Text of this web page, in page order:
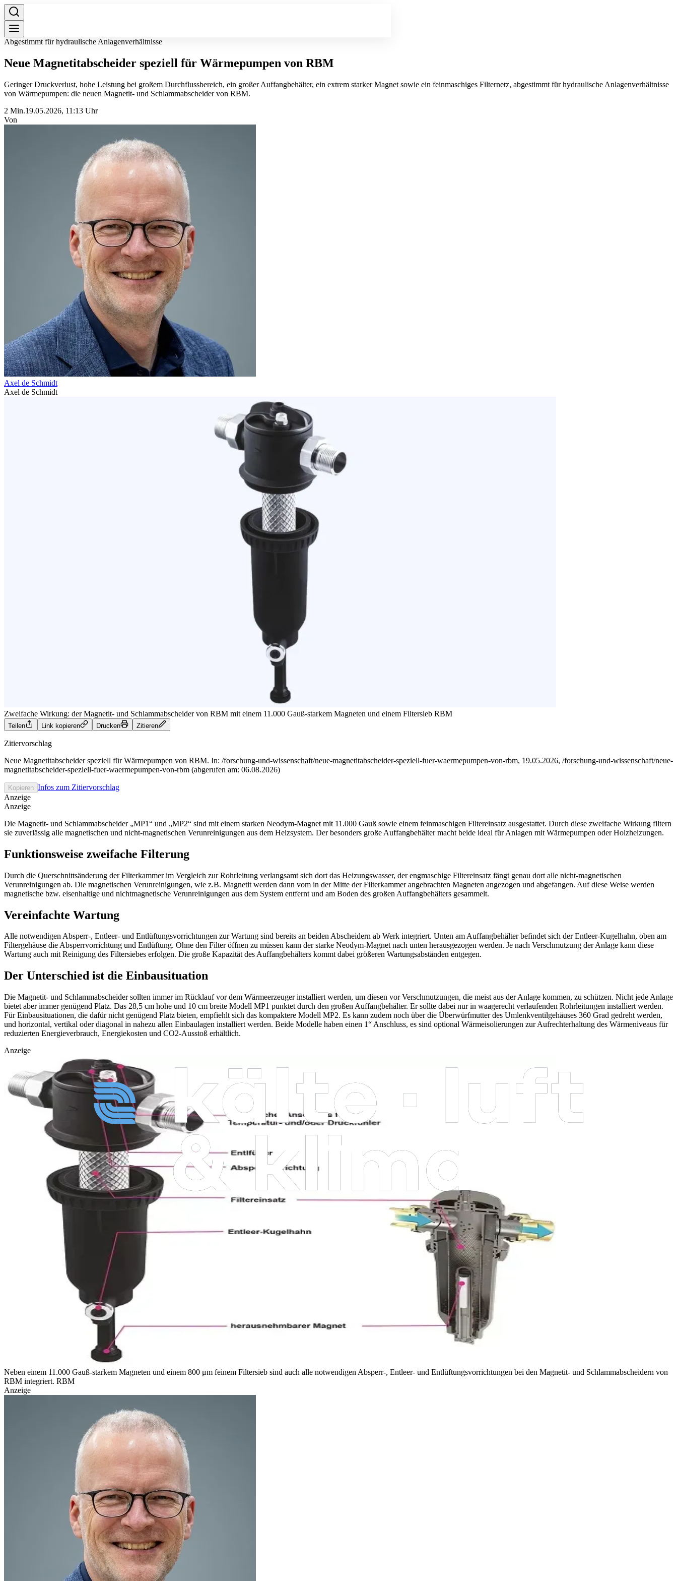
Abgestimmt für hydraulische Anlagenverhältnisse
Neue Magnetitabscheider speziell für Wärmepumpen von RBM
Geringer Druckverlust, hohe Leistung bei großem Durchflussbereich, ein großer Auffangbehälter, ein extrem starker Magnet sowie ein feinmaschiges Filternetz, abgestimmt für hydraulische Anlagenverhältnisse
von Wärmepumpen: die neuen Magnetit- und Schlammabscheider von RBM.
2 Min.19.05.2026, 11:13 Uhr
Von
Axel de Schmidt
Axel de Schmidt
Zweifache Wirkung: der Magnetit- und Schlammabscheider von RBM mit einem 11.000 Gauß-starkem Magneten und einem Filtersieb RBM
Teilen Link kopieren Drucken Zitieren
Zitiervorschlag
Neue Magnetitabscheider speziell für Wärmepumpen von RBM. In: /forschung-und-wissenschaft/neue-magnetitabscheider-speziell-fuer-waermepumpen-von-rbm, 19.05.2026, /forschung-und-wissenschaft/neue-
magnetitabscheider-speziell-fuer-waermepumpen-von-rbm (abgerufen am: 06.08.2026)
Kopieren Infos zum Zitiervorschlag
Anzeige
Anzeige
Die Magnetit- und Schlammabscheider „MP1“ und „MP2“ sind mit einem starken Neodym-Magnet mit 11.000 Gauß sowie einem feinmaschigen Filtereinsatz ausgestattet. Durch diese zweifache Wirkung filtern
sie zuverlässig alle magnetischen und nicht-magnetischen Verunreinigungen aus dem Heizsystem. Der besonders große Auffangbehälter macht beide ideal für Anlagen mit Wärmepumpen oder Holzheizungen.
Funktionsweise zweifache Filterung
Durch die Querschnittsänderung der Filterkammer im Vergleich zur Rohrleitung verlangsamt sich dort das Heizungswasser, der engmaschige Filtereinsatz fängt genau dort alle nicht-magnetischen
Verunreinigungen ab. Die magnetischen Verunreinigungen, wie z.B. Magnetit werden dann vom in der Mitte der Filterkammer angebrachten Magneten angezogen und abgefangen. Auf diese Weise werden
magnetische bzw. eisenhaltige und nichtmagnetische Verunreinigungen aus dem System entfernt und am Boden des großen Auffangbehälters gesammelt.
Vereinfachte Wartung
Alle notwendigen Absperr-, Entleer- und Entlüftungsvorrichtungen zur Wartung sind bereits an beiden Abscheidern ab Werk integriert. Unten am Auffangbehälter befindet sich der Entleer-Kugelhahn, oben am
Filtergehäuse die Absperrvorrichtung und Entlüftung. Ohne den Filter öffnen zu müssen kann der starke Neodym-Magnet nach unten herausgezogen werden. Je nach Verschmutzung der Anlage kann diese
Wartung auch mit Reinigung des Filtersiebes erfolgen. Die große Kapazität des Auffangbehälters kommt dabei größeren Wartungsabständen entgegen.
Der Unterschied ist die Einbausituation
Die Magnetit- und Schlammabscheider sollten immer im Rücklauf vor dem Wärmeerzeuger installiert werden, um diesen vor Verschmutzungen, die meist aus der Anlage kommen, zu schützen. Nicht jede Anlage
bietet aber immer genügend Platz. Das 28,5 cm hohe und 10 cm breite Modell MP1 punktet durch den großen Auffangbehälter. Er sollte dabei nur in waagerecht verlaufenden Rohrleitungen installiert werden.
Für Einbausituationen, die dafür nicht genügend Platz bieten, empfiehlt sich das kompaktere Modell MP2. Es kann zudem noch über die Überwürfmutter des Umlenkventilgehäuses 360 Grad gedreht werden,
und horizontal, vertikal oder diagonal in nahezu allen Einbaulagen installiert werden. Beide Modelle haben einen 1“ Anschluss, es sind optional Wärmeisolierungen zur Aufrechterhaltung des Wärmeniveaus für
reduzierten Energieverbrauch, Energiekosten und CO2-Ausstoß erhältlich.
Anzeige
Neben einem 11.000 Gauß-starkem Magneten und einem 800 μm feinem Filtersieb sind auch alle notwendigen Absperr-, Entleer- und Entlüftungsvorrichtungen bei den Magnetit- und Schlammabscheidern von
RBM integriert. RBM
Anzeige